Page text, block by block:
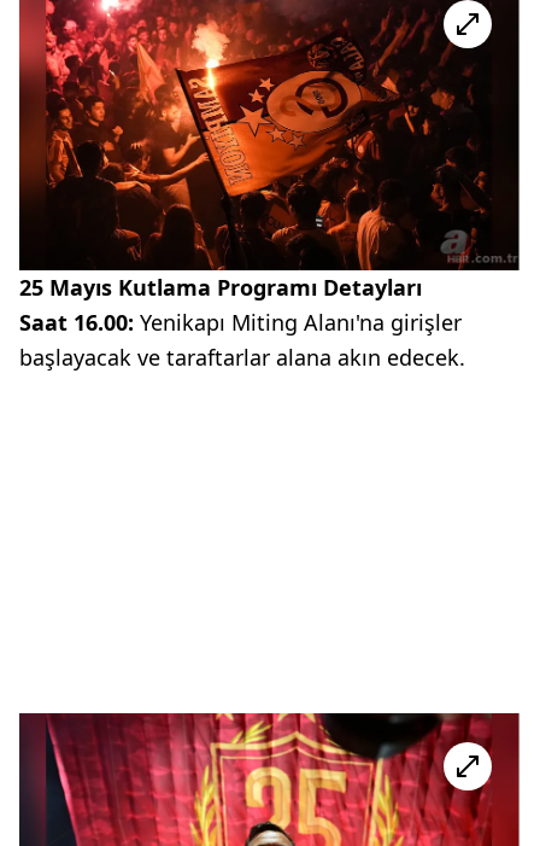
25 Mayıs Kutlama Programı Detayları
Saat 16.00: Yenikapı Miting Alanı'na girişler
başlayacak ve taraftarlar alana akın edecek.